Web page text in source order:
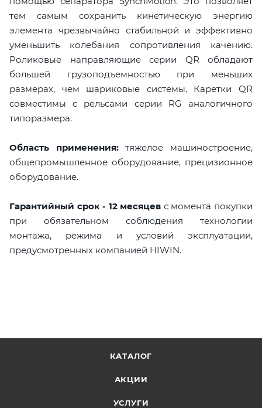
тем самым сохранить кинетическую энергию
элемента чрезвычайно стабильной и эффективно
уменьшить колебания сопротивления качению.
Роликовые направляющие серии QR обладают
большей грузоподъемностью при меньших
размерах, чем шариковые системы. Каретки QR
совместимы с рельсами серии RG аналогичного
типоразмера.
Область применения:тяжелое машиностроение,
общепромышленное оборудование, прецизионное
оборудование.
Гарантийный срок - 12 месяцев с момента покупки
при обязательном соблюдения технологии
монтажа, режима и условий эксплуатации,
предусмотренных компанией HIWIN.
КАТАЛОГ
АКЦИИ
УСЛУГИ